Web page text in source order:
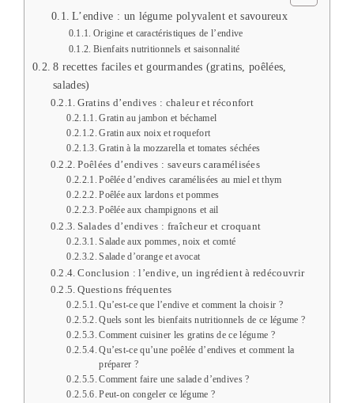
L’endive : un légume polyvalent et savoureux
Origine et caractéristiques de l’endive
Bienfaits nutritionnels et saisonnalité
8 recettes faciles et gourmandes (gratins, poêlées,
salades)
Gratins d’endives : chaleur et réconfort
Gratin au jambon et béchamel
Gratin aux noix et roquefort
Gratin à la mozzarella et tomates séchées
Poêlées d’endives : saveurs caramélisées
Poêlée d’endives caramélisées au miel et thym
Poêlée aux lardons et pommes
Poêlée aux champignons et ail
Salades d’endives : fraîcheur et croquant
Salade aux pommes, noix et comté
Salade d’orange et avocat
Conclusion : l’endive, un ingrédient à redécouvrir
Questions fréquentes
Qu’est-ce que l’endive et comment la choisir ?
Quels sont les bienfaits nutritionnels de ce légume ?
Comment cuisiner les gratins de ce légume ?
Qu’est-ce qu’une poêlée d’endives et comment la
préparer ?
Comment faire une salade d’endives ?
Peut-on congeler ce légume ?